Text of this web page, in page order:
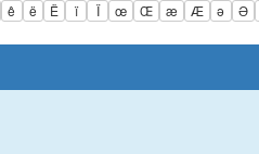
ê ë Ë ï Ï œ Œ æ Æ ə Ə